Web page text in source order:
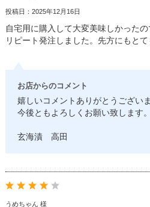
投稿日：2025年12月16日
自宅用に購入して大変美味しかった
リピート発注しました。先方にもとて
お店からのコメント
嬉しいコメントありがとうございま
今後ともよろしくお願い致します。
玄海漬 高田
うめちゃん 様